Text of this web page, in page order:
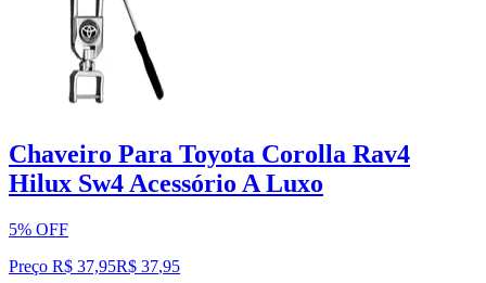
Chaveiro Para Toyota Corolla Rav4
Hilux Sw4 Acessório A Luxo
5% OFF
Preço R$ 37,95R$ 37,95